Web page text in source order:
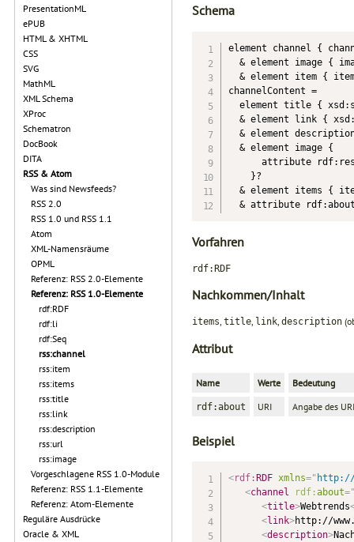
PresentationML
ePUB
HTML & XHTML
CSS
SVG
MathML
XML Schema
XProc
Schematron
DocBook
DITA
RSS & Atom
Was sind Newsfeeds?
RSS 2.0
RSS 1.0 und RSS 1.1
Atom
XML-Namensräume
OPML
Referenz: RSS 2.0-Elemente
Referenz: RSS 1.0-Elemente
rdf:RDF
rdf:li
rdf:Seq
rss:channel
rss:item
rss:items
rss:title
rss:link
rss:description
rss:url
rss:image
Vorgeschlagene RSS 1.0-Module
Referenz: RSS 1.1-Elemente
Referenz: Atom-Elemente
Reguläre Ausdrücke
Oracle & XML
Schema
element channel {
& element image {
& element item {
channelContent =
element title {
& element link {
& element
  & element image {
attribute
    }?
& element items {
Vorfahren
rdf:RDF
Nachkommen/Inhalt
items, title, link, description
Attribut
Name Werte Bedeutung
rdf:about URI Angabe des
Beispiel
<rdf: RDF xmlns="
<channel rdf:about=
<title>Webtrends
<link>http://
<description>